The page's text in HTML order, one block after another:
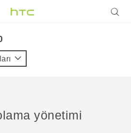
yönetimi